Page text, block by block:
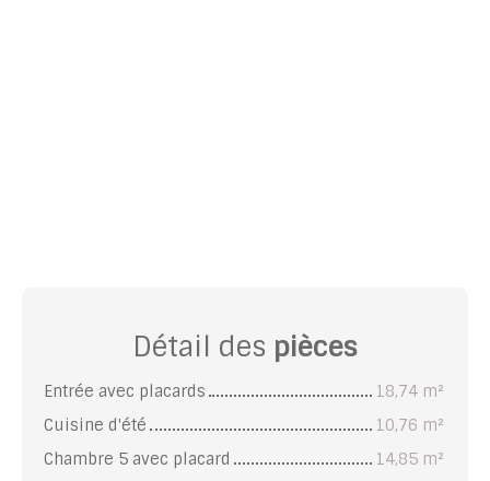
Détail des pièces
Entrée avec placards
18,74 m²
Cuisine d'été
10,76 m²
Chambre 5 avec placard
14,85 m²